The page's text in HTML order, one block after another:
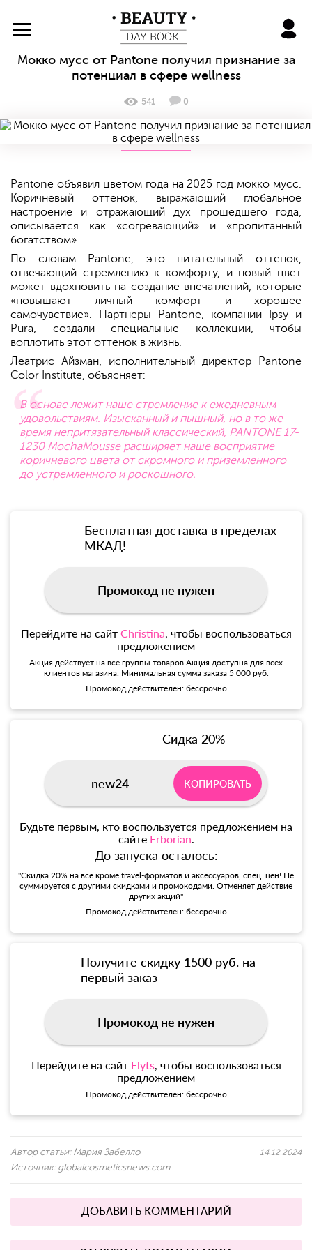
BeautyDayBook
Мокко мусс от Pantone получил признание за
потенциал в сфере wellness
541 0
Pantone объявил цветом года на 2025 год мокко мусс.
Коричневый оттенок, выражающий глобальное
настроение и отражающий дух прошедшего года,
описывается как «согревающий» и «пропитанный
богатством».
По словам Pantone, это питательный оттенок,
отвечающий стремлению к комфорту, и новый цвет
может вдохновить на создание впечатлений, которые
«повышают личный комфорт и хорошее
самочувствие». Партнеры Pantone, компании Ipsy и
Pura, создали специальные коллекции, чтобы
воплотить этот оттенок в жизнь.
Леатрис Айзман, исполнительный директор Pantone
Color Institute, объясняет:
В основе лежит наше стремление к ежедневным
удовольствиям. Изысканный и пышный, но в то же
время непритязательный классический, PANTONE 17-
1230 MochaMousse расширяет наше восприятие
коричневого цвета от скромного и приземленного
до устремленного и роскошного.
Бесплатная доставка в пределах
МКАД!
Промокод не нужен
Перейдите на сайт Christina, чтобы воспользоваться
предложением
Акция действует на все группы товаров.Акция доступна для всех
клиентов магазина. Минимальная сумма заказа 5 000 руб.
Промокод действителен: бессрочно
Сидка 20%
new24 КОПИРОВАТЬ
Будьте первым, кто воспользуется предложением на
сайте Erborian.
До запуска осталось:
"Скидка 20% на все кроме travel-форматов и аксессуаров, спец. цен! Не
суммируется с другими скидками и промокодами. Отменяет действие
других акций"
Промокод действителен: бессрочно
Получите скидку 1500 руб. на
первый заказ
Промокод не нужен
Перейдите на сайт Elyts, чтобы воспользоваться
предложением
Промокод действителен: бессрочно
Автор статьи: Мария Забелло
Источник: globalcosmeticsnews.com
14.12.2024
ДОБАВИТЬ КОММЕНТАРИЙ